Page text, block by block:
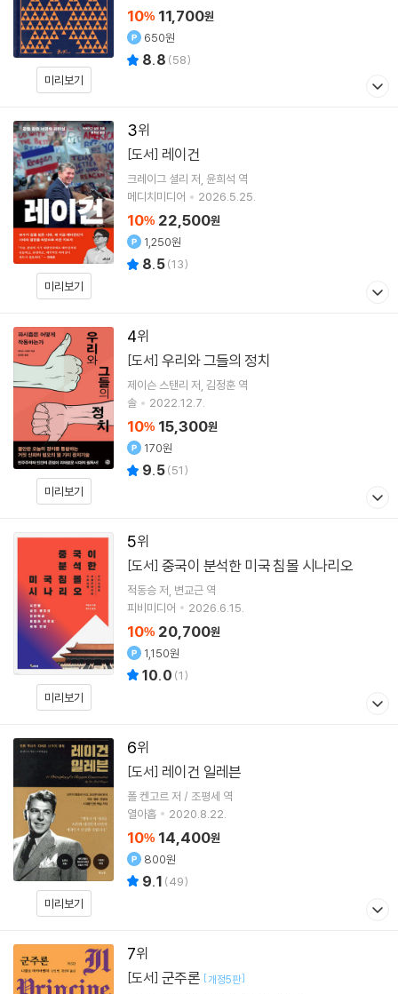
미리보기
10% 11,700원
650원
8.8 (58)
3
미리보기
[도서] 레이건
크레이그 셜리 저 윤희석 역
메디치미디어
2026.5.25.
10% 22,500원
1,250원
8.5(13)
4
미리보기
[도서] 우리와 그들의 정치
제이슨 스탠리 저 김정훈 역
솔
2022.12.7.
10% 15,300원
170원
9.5(51)
5
미리보기
[도서] 중국이 분석한 미국 침몰 시나리오
적동승저 변교근 역
피비미디어
2026.6.15.
10% 20,700원
1,150원
10.0 (1)
6
미리보기
[도서] 레이건 일레븐
폴 켄고르 저 / 조평세 역
열아홉
2020.8.22.
10% 14,400원
800원
9.1 (49)
7
[도서] 군주론 [개정5판]